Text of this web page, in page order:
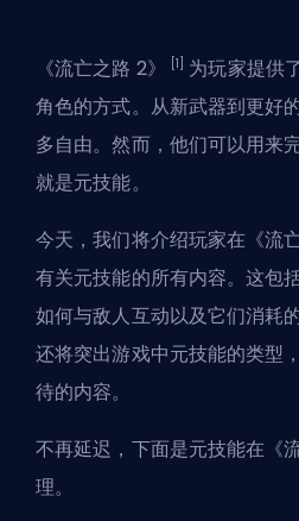
《流亡之路 2》 [1]
为玩家提供
角色的方式。从新武器到更好
多自由。然而，他们可以用来
就是元技能。
今天，我们将介绍玩家在《流
有关元技能的所有内容。这包
如何与敌人互动以及它们消耗
还将突出游戏中元技能的类型
待的内容。
不再延迟，下面是元技能在 《
理。